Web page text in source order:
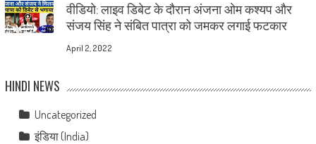
वीडियो: लाइव डिबेट के दौरान अंजना ओम कश्यप और
संजय सिंह ने संबित पात्रा को जमकर लगाई फटकार
April 2, 2022
HINDI NEWS
Uncategorized
इंडिया (India)